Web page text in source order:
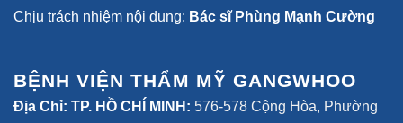
Chịu trách nhiệm nội dung: Bác sĩ Phùng Mạnh Cường
BỆNH VIỆN THẨM MỸ GANGWHOO
Địa Chỉ: TP. HỒ CHÍ MINH: 576-578 Cộng Hòa, Phường